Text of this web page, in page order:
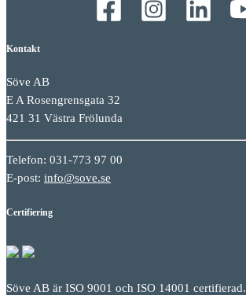
Kontakt
Söve AB
E A Rosengrensgata 32
421 31 Västra Frölunda
Telefon: 031-773 97 00
E-post: info@sove.se
Certifiering
Söve AB är ISO 9001 och ISO 14001 certifierad.